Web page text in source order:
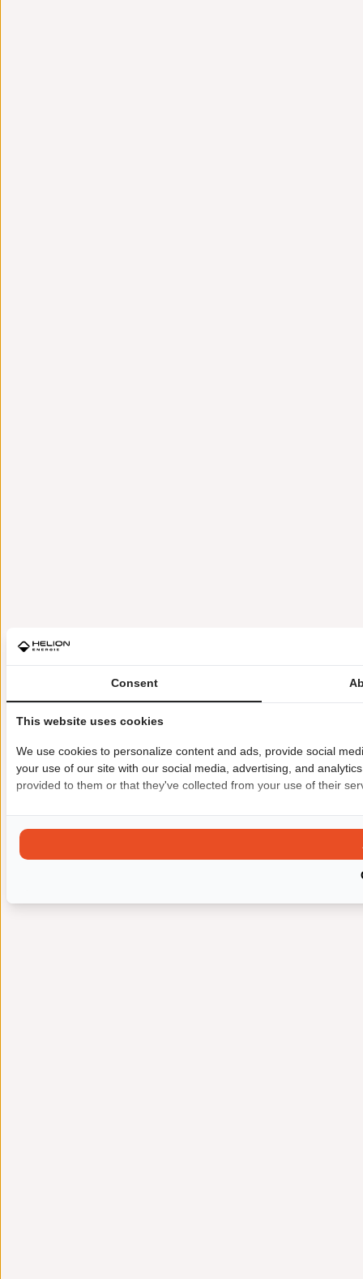
Consent
This website uses cookies
We use cookies to personalize content and ads, provide social
your use of our site with our social media, advertising, and
provided to them or that they've collected from your use of their